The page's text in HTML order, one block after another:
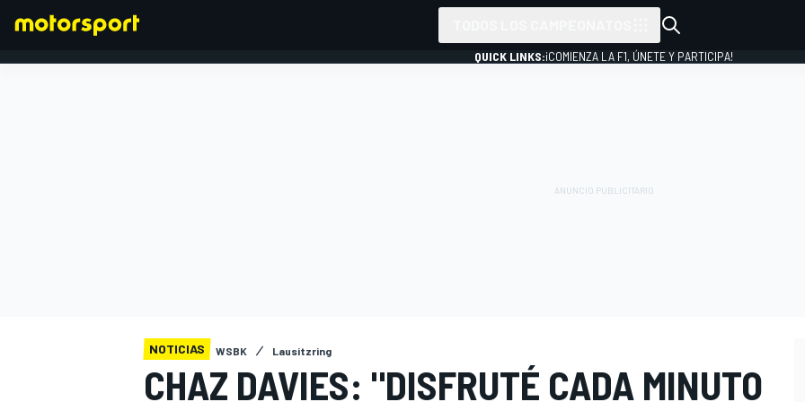
QUICK LINKS:¡COMIENZA LA F1, ÚNETE Y PARTICIPA!
NOTICIAS WSBK Lausitzring
CHAZ DAVIES: "DISFRUTÉ CADA MINUTO